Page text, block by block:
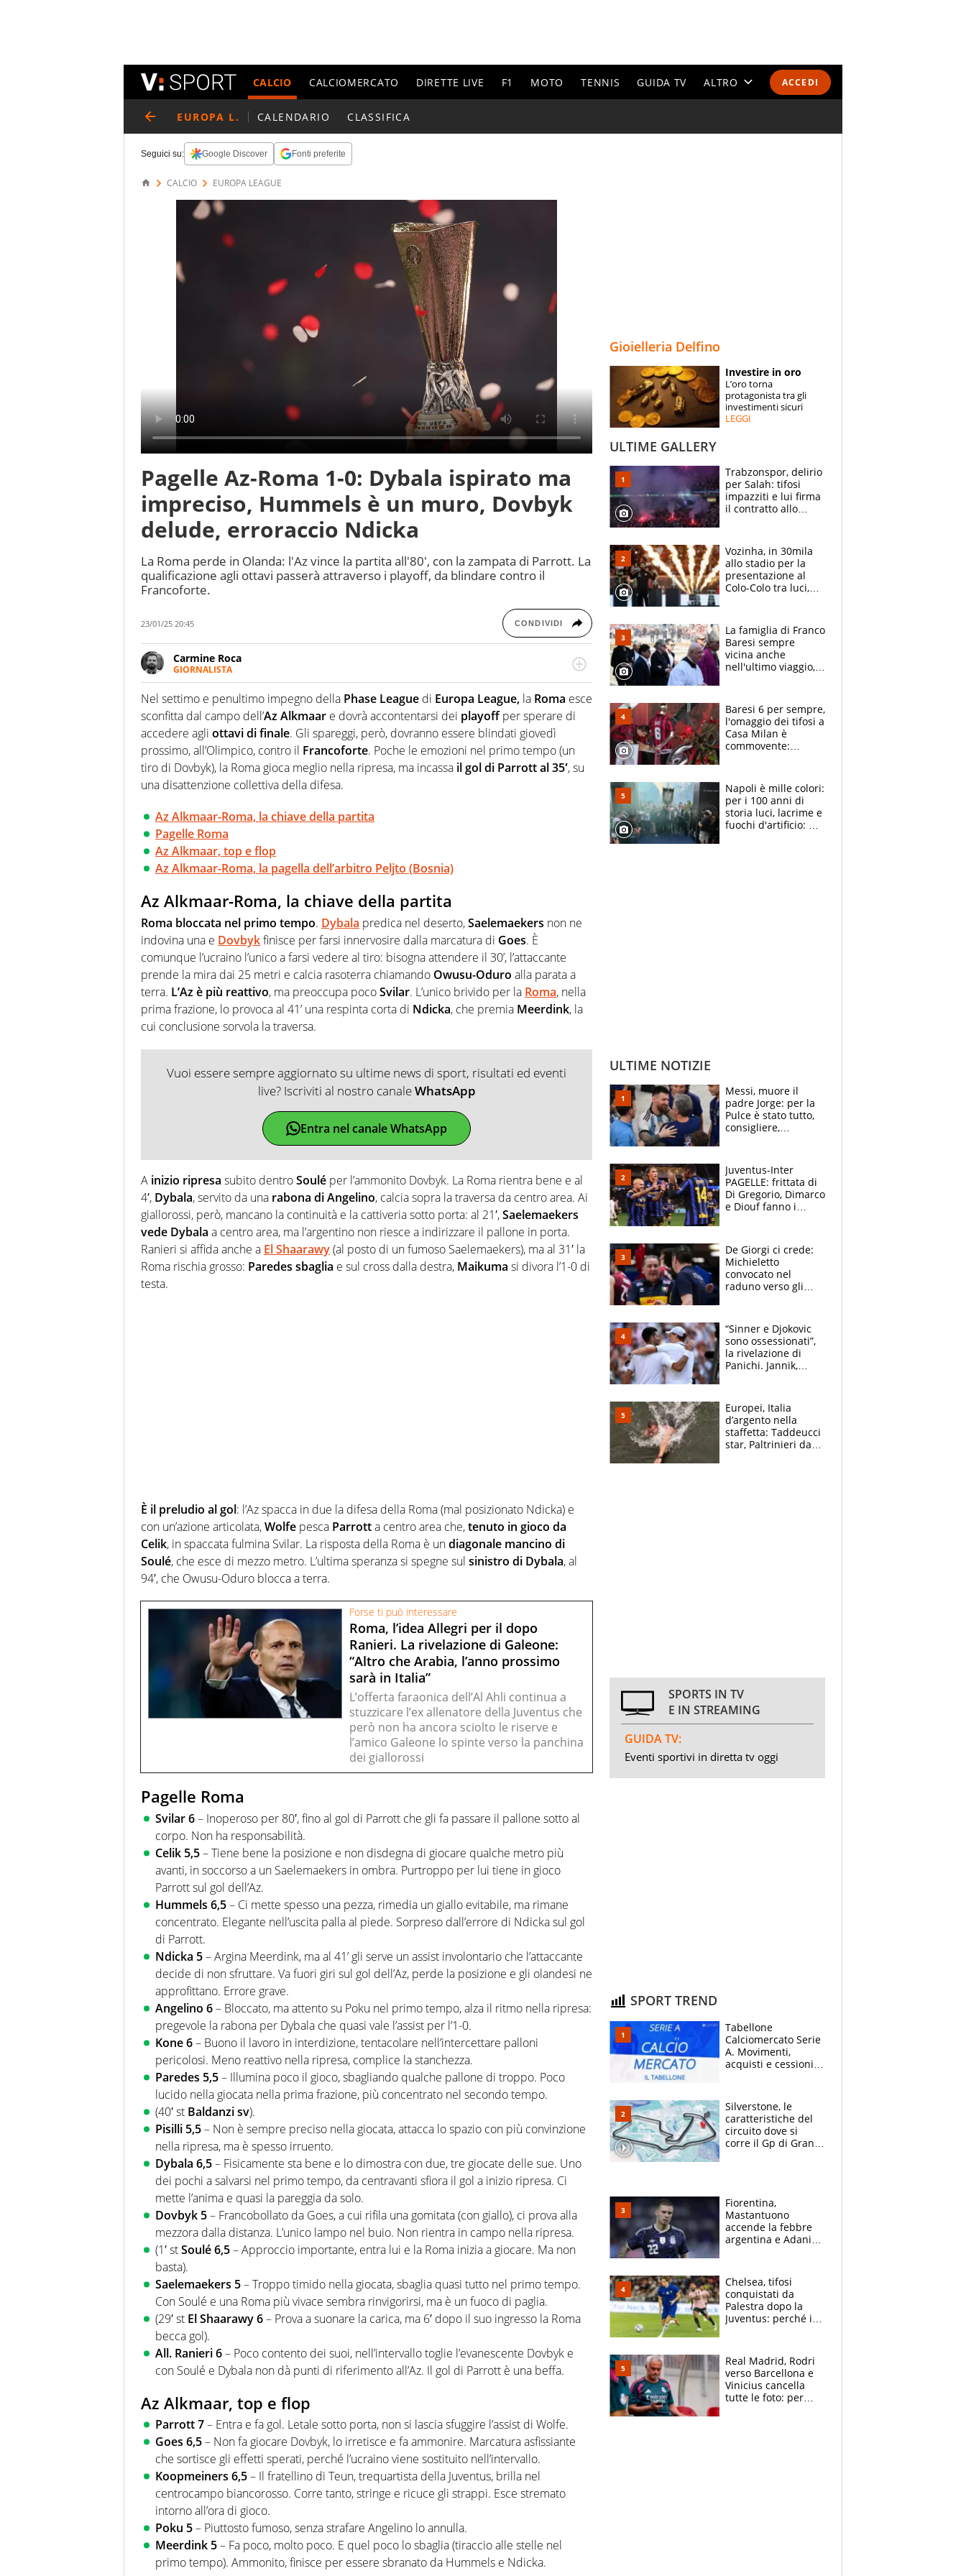
ACCEDI
CALCIO CALCIOMERCATO DIRETTE LIVE F1 MOTO TENNIS GUIDA TV ALTRO
ESPERTI
CONTATTI
EUROPA L. CALENDARIO CLASSIFICA
Seguici su: Google Discover Fonti preferite
CALCIO EUROPA LEAGUE
Pagelle Az-Roma 1-0: Dybala ispirato ma
impreciso, Hummels è un muro, Dovbyk
delude, erroraccio Ndicka
La Roma perde in Olanda: l'Az vince la partita all'80', con la zampata di Parrott. La
qualificazione agli ottavi passerà attraverso i playoff, da blindare contro il
Francoforte.
23/01/25 20:45 CONDIVIDI
Carmine Roca
GIORNALISTA
Giornalista pubblicista, appassionato di calcio in tutte le sue sfaccettature, con una
particolare predilezione per i campionati minori.
Nel settimo e penultimo impegno della Phase League di Europa League, la Roma esce
sconfitta dal campo dell’Az Alkmaar e dovrà accontentarsi dei playoffper sperare di
accedere agli ottavi di finale. Gli spareggi, però, dovranno essere blindati giovedì
prossimo, all’Olimpico, contro il Francoforte. Poche le emozioni nel primo tempo (un
tiro di Dovbyk), la Roma gioca meglio nella ripresa, ma incassa il gol di Parrott al 35′, su
una disattenzione collettiva della difesa.
Az Alkmaar-Roma, la chiave della partita
Pagelle Roma
Az Alkmaar, top e flop
Az Alkmaar-Roma, la pagella dell’arbitro Peljto (Bosnia)
Az Alkmaar-Roma, la chiave della partita
Roma bloccata nel primo tempo. Dybala predica nel deserto,Saelemaekers non ne
indovina una e Dovbykfinisce per farsi innervosire dalla marcatura di Goes. È
comunque l’ucraino l’unico a farsi vedere al tiro: bisogna attendere il 30’, l’attaccante
prende la mira dai 25 metri e calcia rasoterra chiamando Owusu-Oduro alla parata a
terra. L’Az è più reattivo, ma preoccupa pocoSvilar. L’unico brivido per la Roma, nella
prima frazione, lo provoca al 41’ una respinta corta di Ndicka, che premia Meerdink, la
cui conclusione sorvola la traversa.
Vuoi essere sempre aggiornato su ultime news di sport, risultati ed eventi
live? Iscriviti al nostro canaleWhatsApp
Entra nel canale WhatsApp
A inizio ripresa subito dentroSoulé per l’ammonito Dovbyk. La Roma rientra bene e al
4′, Dybala, servito da una rabona di Angelino, calcia sopra la traversa da centro area. Ai
giallorossi, però, mancano la continuità e la cattiveria sotto porta: al 21′,Saelemaekers
vede Dybala a centro area, ma l’argentino non riesce a indirizzare il pallone in porta.
Ranieri si affida anche a El Shaarawy(al posto di un fumoso Saelemaekers), ma al 31′ la
Roma rischia grosso: Paredes sbaglia e sul cross dalla destra, Maikuma si divora l’1-0 di
testa.
È il preludio al gol: l’Az spacca in due la difesa della Roma (mal posizionato Ndicka) e
con un’azione articolata,Wolfe pesca Parrotta centro area che,tenuto in gioco da
Celik, in spaccata fulmina Svilar. La risposta della Roma è undiagonale mancino di
Soulé, che esce di mezzo metro. L’ultima speranza si spegne sul sinistro di Dybala, al
94′, che Owusu-Oduro blocca a terra.
Forse ti può interessare
Roma, l’idea Allegri per il dopo
Ranieri. La rivelazione di Galeone:
“Altro che Arabia, l’anno prossimo
sarà in Italia”
L’offerta faraonica dell’Al Ahli continua a
stuzzicare l’ex allenatore della Juventus che
però non ha ancora sciolto le riserve e
l’amico Galeone lo spinte verso la panchina
dei giallorossi
Pagelle Roma
Svilar 6– Inoperoso per 80′, fino al gol di Parrott che gli fa passare il pallone sotto al
corpo. Non ha responsabilità.
Celik 5,5– Tiene bene la posizione e non disdegna di giocare qualche metro più
avanti, in soccorso a un Saelemaekers in ombra. Purtroppo per lui tiene in gioco
Parrott sul gol dell’Az.
Hummels 6,5– Ci mette spesso una pezza, rimedia un giallo evitabile, ma rimane
concentrato. Elegante nell’uscita palla al piede. Sorpreso dall’errore di Ndicka sul gol
di Parrott.
Ndicka 5– Argina Meerdink, ma al 41’ gli serve un assist involontario che l’attaccante
decide di non sfruttare. Va fuori giri sul gol dell’Az, perde la posizione e gli olandesi ne
approfittano. Errore grave.
Angelino 6– Bloccato, ma attento su Poku nel primo tempo, alza il ritmo nella ripresa:
pregevole la rabona per Dybala che quasi vale l’assist per l’1-0.
Kone 6– Buono il lavoro in interdizione, tentacolare nell’intercettare palloni
pericolosi. Meno reattivo nella ripresa, complice la stanchezza.
Paredes 5,5– Illumina poco il gioco, sbagliando qualche pallone di troppo. Poco
lucido nella giocata nella prima frazione, più concentrato nel secondo tempo.
(40′ st Baldanzi sv).
Pisilli 5,5– Non è sempre preciso nella giocata, attacca lo spazio con più convinzione
nella ripresa, ma è spesso irruento.
Dybala 6,5– Fisicamente sta bene e lo dimostra con due, tre giocate delle sue. Uno
dei pochi a salvarsi nel primo tempo, da centravanti sfiora il gol a inizio ripresa. Ci
mette l’anima e quasi la pareggia da solo.
Dovbyk 5– Francobollato da Goes, a cui rifila una gomitata (con giallo), ci prova alla
mezzora dalla distanza. L’unico lampo nel buio. Non rientra in campo nella ripresa.
(1′ stSoulé 6,5– Approccio importante, entra lui e la Roma inizia a giocare. Ma non
basta).
Saelemaekers 5– Troppo timido nella giocata, sbaglia quasi tutto nel primo tempo.
Con Soulé e una Roma più vivace sembra rinvigorirsi, ma è un fuoco di paglia.
(29′ st El Shaarawy 6– Prova a suonare la carica, ma 6′ dopo il suo ingresso la Roma
becca gol).
All. Ranieri 6– Poco contento dei suoi, nell’intervallo toglie l’evanescente Dovbyk e
con Soulé e Dybala non dà punti di riferimento all’Az. Il gol di Parrott è una beffa.
Az Alkmaar, top e flop
Parrott 7– Entra e fa gol. Letale sotto porta, non si lascia sfuggire l’assist di Wolfe.
Goes 6,5– Non fa giocare Dovbyk, lo irretisce e fa ammonire. Marcatura asfissiante
che sortisce gli effetti sperati, perché l’ucraino viene sostituito nell’intervallo.
Koopmeiners 6,5– Il fratellino di Teun, trequartista della Juventus, brilla nel
centrocampo biancorosso. Corre tanto, stringe e ricuce gli strappi. Esce stremato
intorno all’ora di gioco.
Poku 5– Piuttosto fumoso, senza strafare Angelino lo annulla.
Meerdink 5– Fa poco, molto poco. E quel poco lo sbaglia (tiraccio alle stelle nel
primo tempo). Ammonito, finisce per essere sbranato da Hummels e Ndicka.
Gioielleria Delfino
Investire in oro
L’oro torna
protagonista tra gli
investimenti sicuri
LEGGI
ULTIME GALLERY
Trabzonspor, delirio
per Salah: tifosi
impazziti e lui firma
il contratto allo
Vozinha, in 30mila
allo stadio per la
presentazione al
Colo-Colo tra luci,
La famiglia di Franco
Baresi sempre
vicina anche
nell'ultimo viaggio,
circondati
dall'affetto dei tifosi
Baresi 6 per sempre,
l'omaggio dei tifosi a
Casa Milan è
commovente:
bigliettini
Napoli è mille colori:
per i 100 anni di
storia luci, lacrime e
fuochi d'artificio: De
ULTIME NOTIZIE
Messi, muore il
padre Jorge: per la
Pulce è stato tutto,
consigliere,
Juventus-Inter
PAGELLE: frittata di
Di Gregorio, Dimarco
e Diouf fanno i
scompare, Kolo fa
sperare
De Giorgi ci crede:
Michieletto
convocato nel
raduno verso gli
“Sinner e Djokovic
sono ossessionati”,
la rivelazione di
Panichi. Jannik,
agli US Open
Europei, Italia
d’argento nella
staffetta: Taddeucci
star, Paltrinieri da
SPORTS IN TV
E IN STREAMING
GUIDA TV:
Eventi sportivi in diretta tv oggi
SPORT TREND
Tabellone
Calciomercato Serie
A. Movimenti,
acquisti e cessioni:
Silverstone, le
caratteristiche del
circuito dove si
corre il Gp di Gran
Fiorentina,
Mastantuono
accende la febbre
argentina e Adani
festa’ a Commisso
Chelsea, tifosi
conquistati da
Palestra dopo la
Juventus: perché i
Real Madrid, Rodri
verso Barcellona e
Vinicius cancella
tutte le foto: per